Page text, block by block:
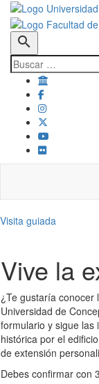
search
Visita guiada
Vive la
¿Te gustaría conocer
Universidad de
formulario y sigue las
histórica por el
de extensión
Debes confirmar con